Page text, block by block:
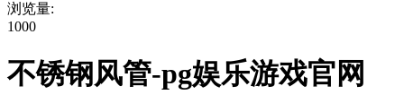
浏览量:
1000
不锈钢风管-pg娱乐游戏官网